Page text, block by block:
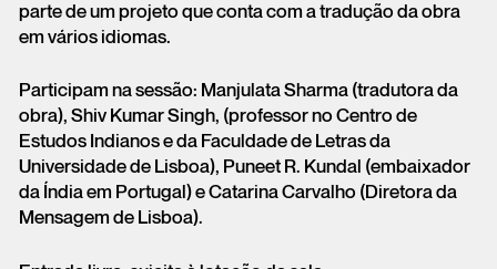
parte de um projeto que conta com a tradução da obra
em vários idiomas.
Participam na sessão: Manjulata Sharma (tradutora da
obra), Shiv Kumar Singh, (professor no Centro de
Estudos Indianos e da Faculdade de Letras da
Universidade de Lisboa), Puneet R. Kundal (embaixador
da Índia em Portugal) e Catarina Carvalho (Diretora da
Mensagem de Lisboa).